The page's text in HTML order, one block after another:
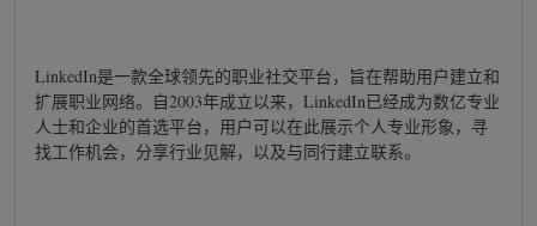
LinkedIn是一款全球领先的职业社交平台，旨在帮助用户建立和
扩展职业网络。自2003年成立以来，LinkedIn已经成为数亿专业
人士和企业的首选平台，用户可以在此展示个人专业形象，寻
找工作机会，分享行业见解，以及与同行建立联系。